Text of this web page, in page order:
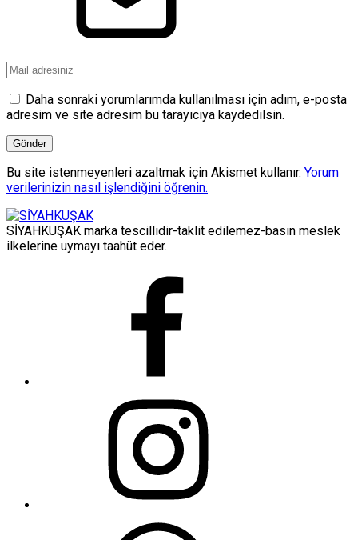
Daha sonraki yorumlarımda kullanılması için adım, e-posta
adresim ve site adresim bu tarayıcıya kaydedilsin.
Bu site istenmeyenleri azaltmak için Akismet kullanır. Yorum
verilerinizin nasıl işlendiğini öğrenin.
SİYAHKUŞAK marka tescillidir-taklit edilemez-basın meslek
ilkelerine uymayı taahüt eder.